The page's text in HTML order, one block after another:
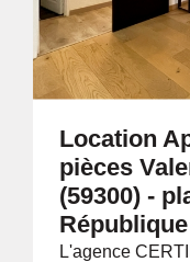
Location
pièces
(59300) -
République
L'agence